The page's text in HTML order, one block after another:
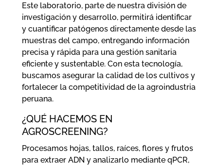
Este laboratorio, parte de nuestra división de
investigación y desarrollo, permitirá identificar
y cuantificar patógenos directamente desde las
muestras del campo, entregando información
precisa y rápida para una gestión sanitaria
eficiente y sustentable. Con esta tecnología,
buscamos asegurar la calidad de los cultivos y
fortalecer la competitividad de la agroindustria
peruana.
¿QUÉ HACEMOS EN
AGROSCREENING?
Procesamos hojas, tallos, raíces, flores y frutos
para extraer ADN y analizarlo mediante qPCR,